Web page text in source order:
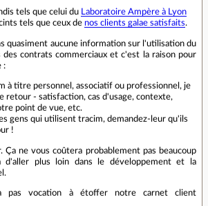
tels que celui du Laboratoire Ampère à Lyon
tels que ceux de nos clients galae satisfaits.
quasiment aucune information sur l'utilisation du
des contrats commerciaux et c'est la raison pour
:
à titre personnel, associatif ou professionnel, je
retour - satisfaction, cas d'usage, contexte,
point de vue, etc.
gens qui utilisent tracim, demandez-leur qu'ils
!
Ça ne vous coûtera probablement pas beaucoup
d'aller plus loin dans le développement et la
pas vocation à étoffer notre carnet client